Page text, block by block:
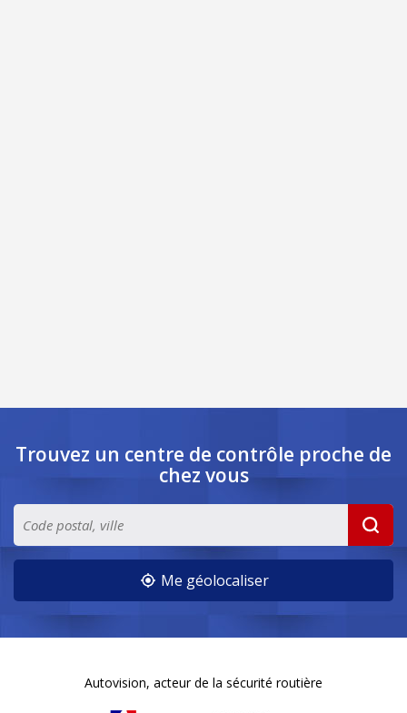
Trouvez un centre de contrôle proche de
chez vous
Me géolocaliser
Autovision, acteur de la sécurité routière